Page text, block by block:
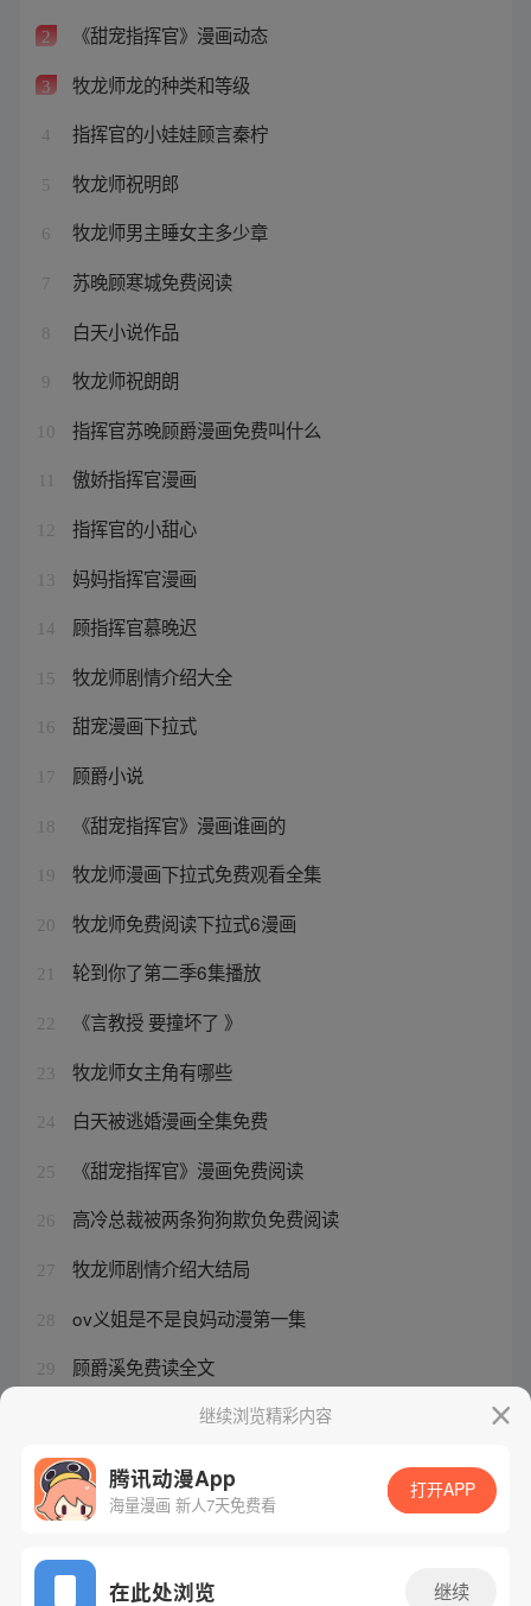
2 《甜宠指挥官》漫画动态
3 牧龙师龙的种类和等级
4 指挥官的小娃娃顾言秦柠
5 牧龙师祝明郎
6 牧龙师男主睡女主多少章
7 苏晚顾寒城免费阅读
8 白天小说作品
9 牧龙师祝朗朗
10 指挥官苏晚顾爵漫画免费叫什么
傲娇指挥官漫画
12 指挥官的小甜心
13 妈妈指挥官漫画
14 顾指挥官慕晚迟
15 牧龙师剧情介绍大全
16 甜宠漫画下拉式
17 顾爵小说
18 《甜宠指挥官》漫画谁画的
19 牧龙师漫画下拉式免费观看全集
20 牧龙师免费阅读下拉式6漫画
21 轮到你了第二季6集播放
22 《言教授 要撞坏了 》
23 牧龙师女主角有哪些
24 白天被逃婚漫画全集免费
25 《甜宠指挥官》漫画免费阅读
26 高冷总裁被两条狗狗欺负免费阅读
27 牧龙师剧情介绍大结局
28 ov义姐是不是良妈动漫第一集
29 顾爵溪免费读全文
继续浏览精彩内容
腾讯动漫App
海量漫画 新人7天免费看
打开APP
在此处浏览 继续
网站备案/许可证号：粤B2-20090059-5